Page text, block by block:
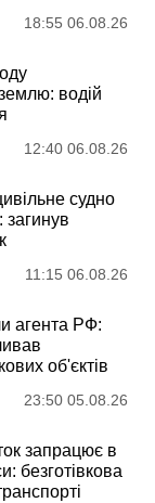
18:55 06.08.26
водій
12:40 06.08.26
судно
11:15 06.08.26
агента РФ:
об'єктів
23:50 05.08.26
запрацює в
безготівкова